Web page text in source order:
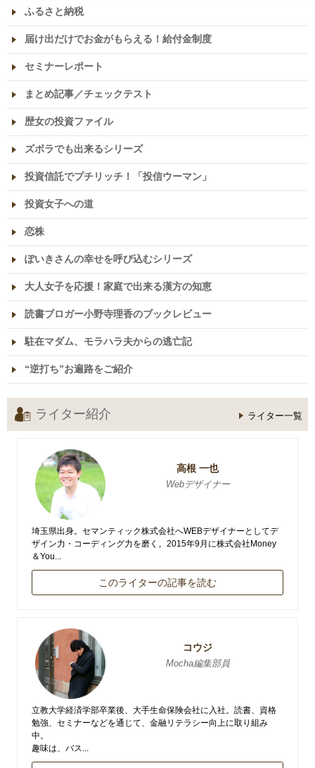
ふるさと納税
届け出だけでお金がもらえる！給付金制度
セミナーレポート
まとめ記事／チェックテスト
歴女の投資ファイル
ズボラでも出来るシリーズ
投資信託でプチリッチ！「投信ウーマン」
投資女子への道
恋株
ぽいきさんの幸せを呼び込むシリーズ
大人女子を応援！家庭で出来る漢方の知恵
読書ブロガー小野寺理香のブックレビュー
駐在マダム、モラハラ夫からの逃亡記
“逆打ち”お遍路をご紹介
ライター紹介 ライター一覧
高根 一也
Webデザイナー
埼玉県出身。セマンティック株式会社へWEBデザイナーとしてデ
ザイン力・コーディング力を磨く。2015年9月に株式会社Money
＆You...
このライターの記事を読む
コウジ
Mocha編集部員
立教大学経済学部卒業後、大手生命保険会社に入社。読書、資格
勉強、セミナーなどを通じて、金融リテラシー向上に取り組み
中。
趣味は、バス...